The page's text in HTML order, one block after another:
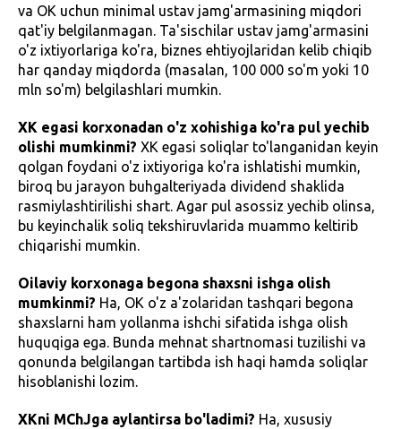
va OK uchun minimal ustav jamg'armasining miqdori
qat'iy belgilanmagan. Ta'sischilar ustav jamg'armasini
o'z ixtiyorlariga ko'ra, biznes ehtiyojlaridan kelib chiqib
har qanday miqdorda (masalan, 100 000 so'm yoki 10
mln so'm) belgilashlari mumkin.
XK egasi korxonadan o'z xohishiga ko'ra pul yechib
olishi mumkinmi? XK egasi soliqlar to'langanidan keyin
qolgan foydani o'z ixtiyoriga ko'ra ishlatishi mumkin,
biroq bu jarayon buhgalteriyada dividend shaklida
rasmiylashtirilishi shart. Agar pul asossiz yechib olinsa,
bu keyinchalik soliq tekshiruvlarida muammo keltirib
chiqarishi mumkin.
Oilaviy korxonaga begona shaxsni ishga olish
mumkinmi? Ha, OK o'z a'zolaridan tashqari begona
shaxslarni ham yollanma ishchi sifatida ishga olish
huquqiga ega. Bunda mehnat shartnomasi tuzilishi va
qonunda belgilangan tartibda ish haqi hamda soliqlar
hisoblanishi lozim.
XKni MChJga aylantirsa bo'ladimi? Ha, xususiy